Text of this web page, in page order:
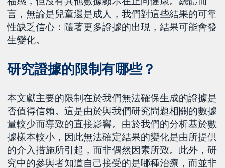
言，無論是兒童還是成人，我們對這些結果的可靠
性缺乏信心：隨著更多證據的出現，結果可能會發
生變化。
研究證據的限制有哪些？
本文獻主要的限制在於我們無法確保生成的證據是
否值得信賴。這是由於與我們研究問題相關的數據
量較少而導致的直接影響。由於我們的分析基於數
據樣本較小，因此無法確定結果的變化是由所提供
的介入措施所引起，而非偶然因素所致。此外，研
究中的參與者知道自己接受的是哪種治療，而並非